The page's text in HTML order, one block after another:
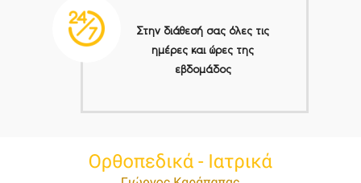
Στην διάθεσή σας όλες τις
ημέρες και ώρες της
εβδομάδος